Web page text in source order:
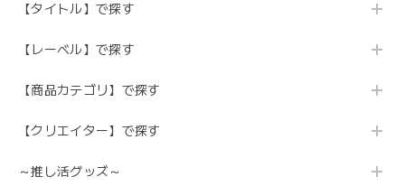
【タイトル】で探す
【レーベル】で探す
【商品カテゴリ】で探す
【クリエイター】で探す
～推し活グッズ～